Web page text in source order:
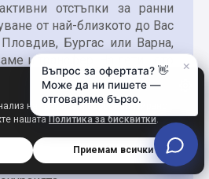
отстъпки за ранни
от най-близкото до Вас
Бургас или Варна,
и трансфер. На летището
изпратени от наш
е трансфер летище-
летите на екскурзия, също
до летището от някои от
ще бъдете придружени от
който ще гарантира добрата
на трафика и персонализирано
нашатаПолитика за бисквитки.
Приемам всички
×
Въпрос за офертата? 👋
Може да ни пишете —
отговаряме бързо.